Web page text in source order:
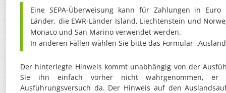
Eine SEPA-Überweisung kann für Zahlungen in
Länder, die EWR-Länder Island, Liechtenstein und
Monaco und San Marino verwendet werden.
In anderen Fällen wählen Sie bitte das Formular
Der hinterlegte Hinweis kommt unabhängig von der
Sie ihn einfach vorher nicht wahrgenommen,
Ausführungsversuch da. Der Hinweis auf den